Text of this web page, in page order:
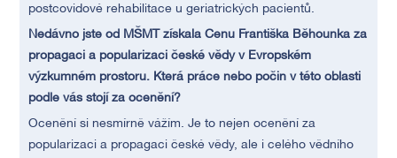
postcovidové rehabilitace u geriatrických pacientů.
Nedávno jste od MŠMT získala Cenu Františka Běhounka za
propagaci a popularizaci české vědy v Evropském
výzkumném prostoru. Která práce nebo počin v této oblasti
podle vás stojí za ocenění?
Ocenění si nesmírně vážím. Je to nejen ocenění za
popularizaci a propagaci české vědy, ale i celého vědního